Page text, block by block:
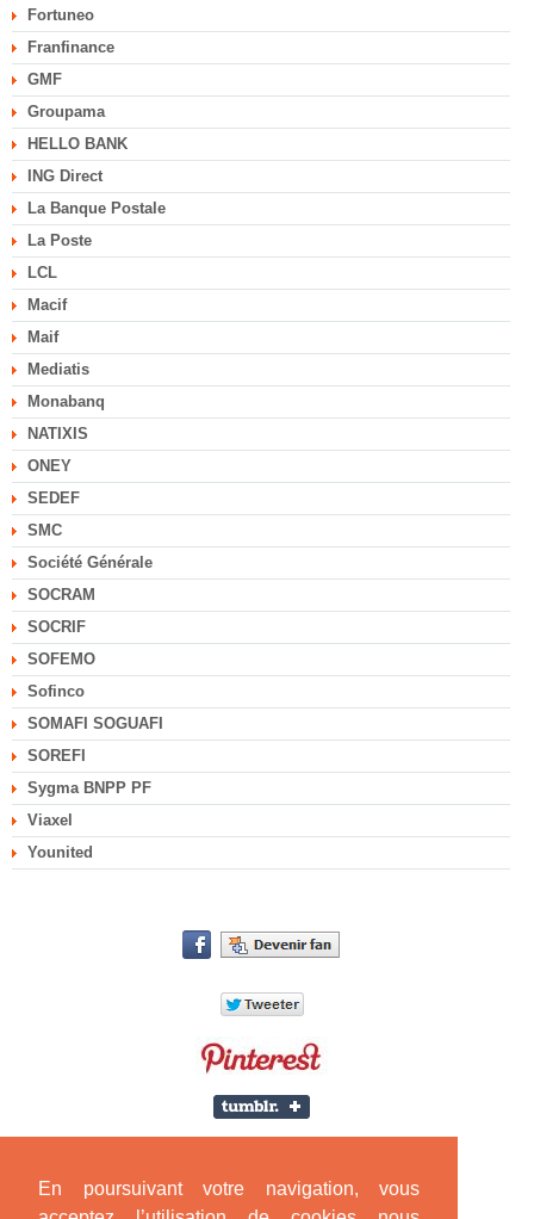
En poursuivant votre navigation, vous
Fortuneo
Franfinance
GMF
Groupama
HELLO BANK
ING Direct
La Banque Postale
La Poste
LCL
Macif
Maif
Mediatis
Monabanq
NATIXIS
ONEY
SEDEF
SMC
Société Générale
SOCRAM
SOCRIF
SOFEMO
Sofinco
SOMAFI SOGUAFI
SOREFI
Sygma BNPP PF
Viaxel
Younited